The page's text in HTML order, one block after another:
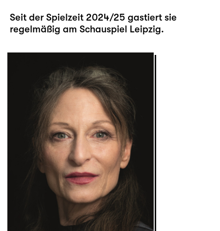
Seit der Spielzeit 2024/25 gastiert sie
regelmäßig am Schauspiel Leipzig.